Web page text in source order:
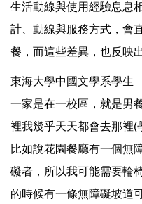
生活動線與使用經驗息息
計、動線與服務方式，會
餐，而這些差異，也反映
東海大學中國文學系學生
一家是在一校區，就是男
裡我幾乎天天都會去那裡(
比如說花園餐廳有一個無
礙者，所以我可能需要輪
的時候有一條無障礙坡道